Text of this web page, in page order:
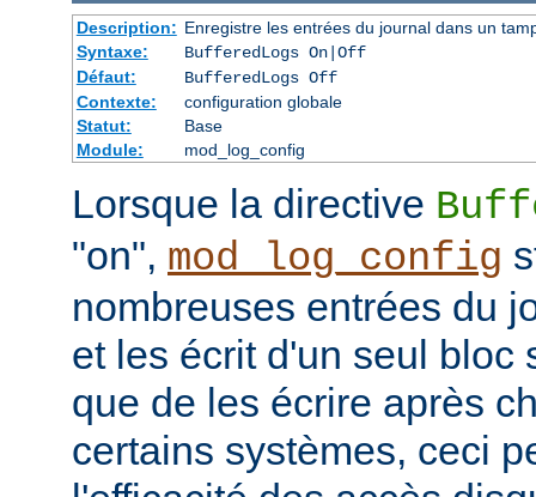
Description: Enregistre les entrées du journal dans un
Syntaxe:
BufferedLogs On|Off
Défaut:
BufferedLogs Off
Contexte:
configuration globale
Statut:
Base
Module:
mod_log_config
Lorsque la directive
"on", mod_log_config
nombreuses entrées du
et les écrit d'un seul bloc
que de les écrire après
certains systèmes, ceci